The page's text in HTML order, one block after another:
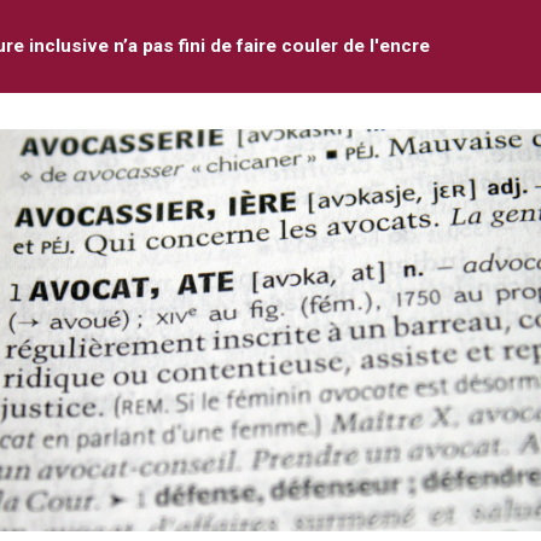
inclusive n’a pas fini de faire couler de l'encre